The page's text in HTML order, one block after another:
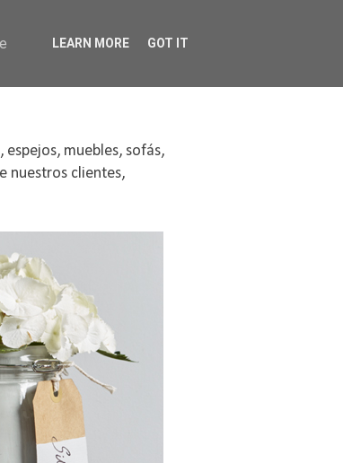
muebles, sofás,
nuestros clientes,
LEARN MORE GOT IT